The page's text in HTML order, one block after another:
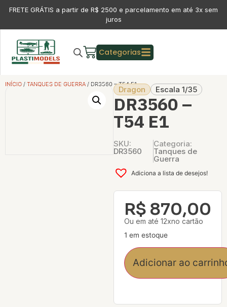
FRETE GRÁTIS a partir de R$ 2500 e parcelamento em até 3x sem
juros
Categorias
INÍCIO / TANQUES DE GUERRA / DR3560 – T54 E1
Dragon Escala 1/35
DR3560 –
T54 E1
SKU:
DR3560
Categoria:
Tanques de
Guerra
Adiciona a lista de desejos!
R$ 870,00
Ou em até 12xno cartão
1 em estoque
Adicionar ao